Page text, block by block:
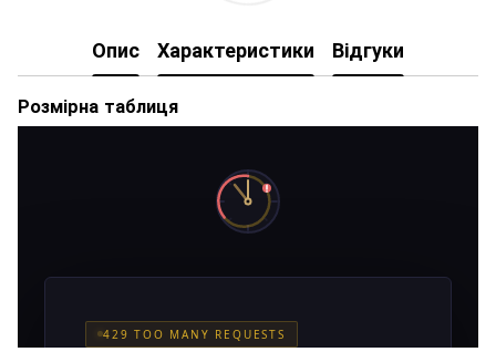
Опис Характеристики Відгуки
Розмірна таблиця